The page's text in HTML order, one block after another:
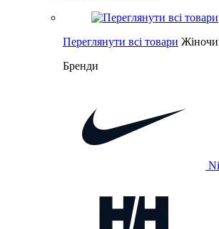
Переглянути всі товари
Бренди